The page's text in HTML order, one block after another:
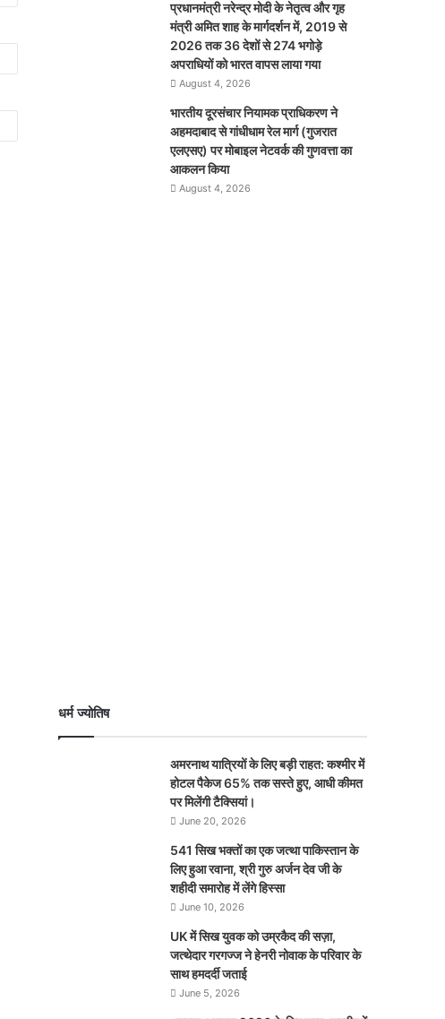
प्रधानमंत्री नरेन्द्र मोदी के नेतृत्व और गृह
मंत्री अमित शाह के मार्गदर्शन में, 2019 से
2026 तक 36 देशों से 274 भगोड़े
अपराधियों को भारत वापस लाया गया
August 4, 2026
भारतीय दूरसंचार नियामक प्राधिकरण ने
अहमदाबाद से गांधीधाम रेल मार्ग (गुजरात
एलएसए) पर मोबाइल नेटवर्क की गुणवत्ता का
आकलन किया
August 4, 2026
धर्म ज्योतिष
अमरनाथ यात्रियों के लिए बड़ी राहत: कश्मीर में
होटल पैकेज 65% तक सस्ते हुए, आधी कीमत
पर मिलेंगी टैक्सियां।
June 20, 2026
541 सिख भक्तों का एक जत्था पाकिस्तान के
लिए हुआ रवाना, श्री गुरु अर्जन देव जी के
शहीदी समारोह में लेंगे हिस्सा
June 10, 2026
UK में सिख युवक को उम्रकैद की सज़ा,
जत्थेदार गरगज्ज ने हेनरी नोवाक के परिवार के
साथ हमदर्दी जताई
June 5, 2026